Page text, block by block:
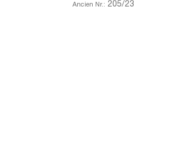
Ancien Nr.: 205/23